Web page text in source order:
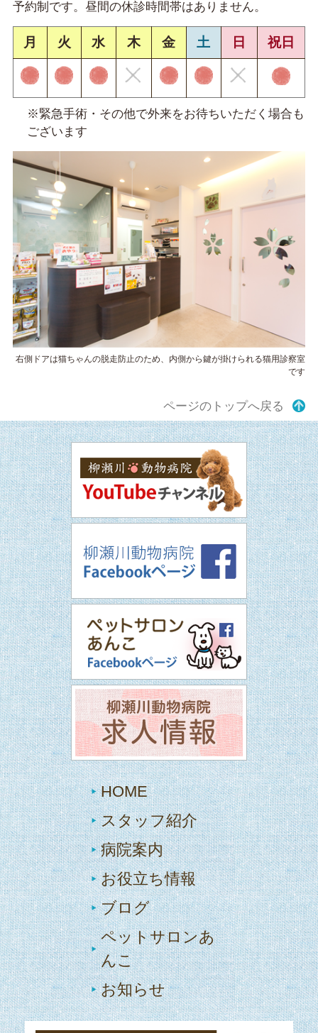
予約制です。昼間の休診時間帯はありません。
月 火 水 木 金 土 日 祝日
※緊急手術・その他で外来をお待ちいただく場合も
ございます
右側ドアは猫ちゃんの脱走防止のため、内側から鍵が掛けられる猫用診察室
です
ページのトップへ戻る
HOME
スタッフ紹介
病院案内
お役立ち情報
ブログ
ペットサロンあ
んこ
お知らせ